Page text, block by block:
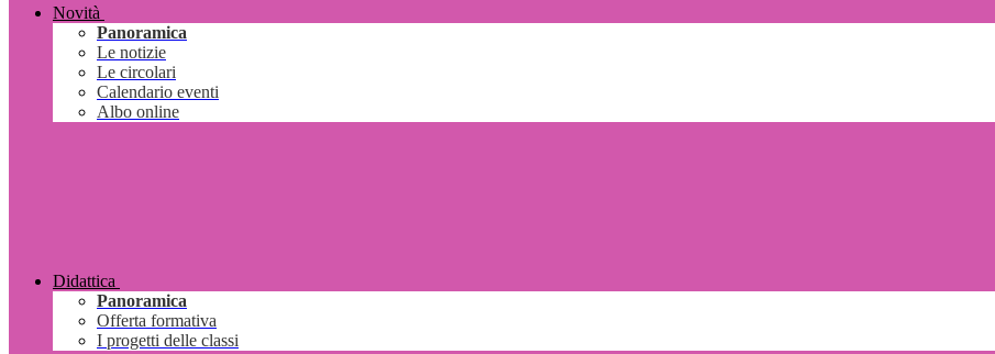
Novità
Panoramica
Le notizie
Le circolari
Calendario eventi
Albo online
Didattica
Panoramica
Offerta formativa
I progetti delle classi